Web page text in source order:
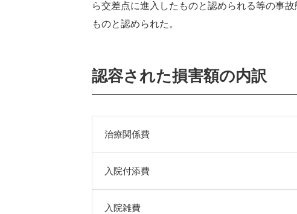
ら交差点に進入したものと認められる等の事
ものと認められた。
認容された損害額の内訳
治療関係費
入院付添費
入院雑費